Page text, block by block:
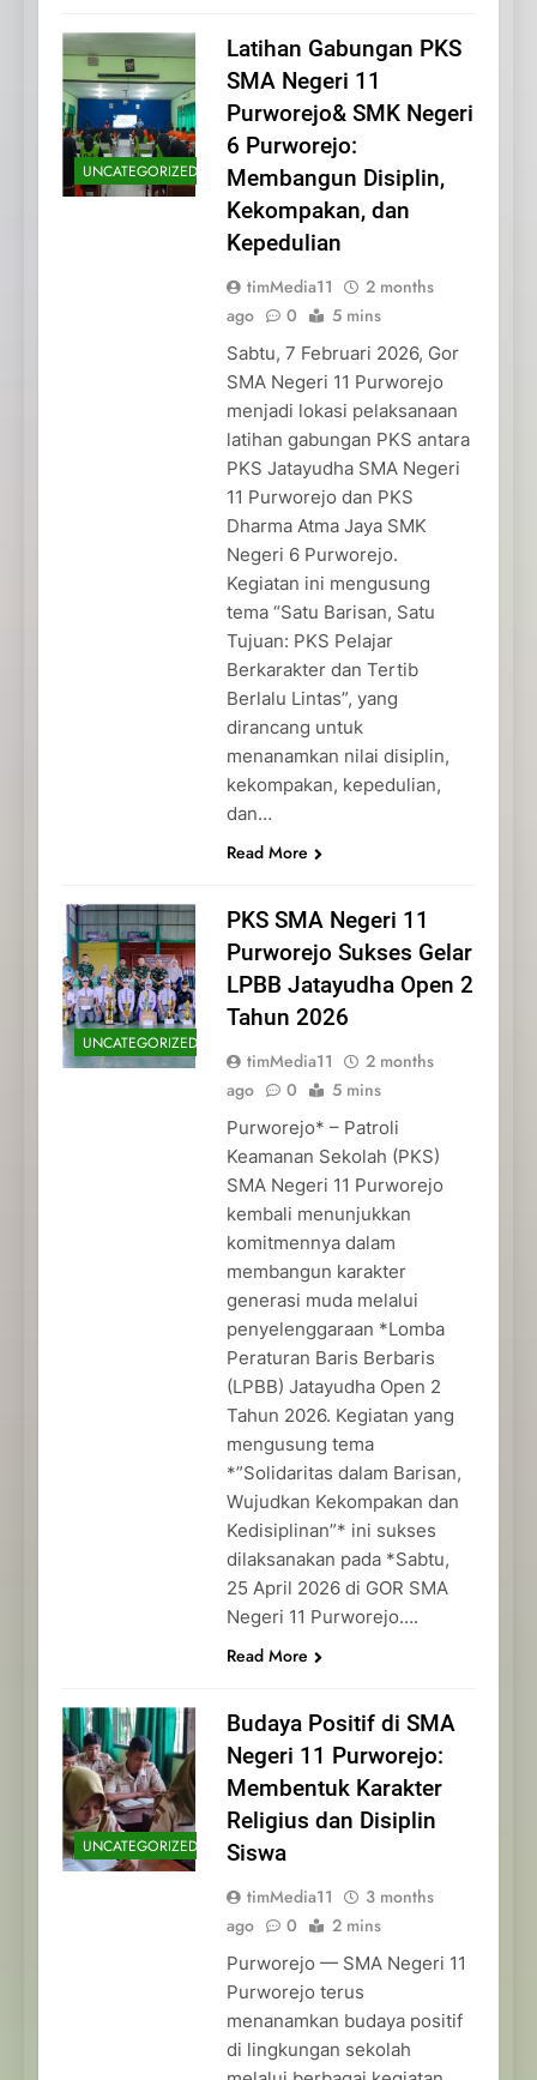
UNCATEGORIZED
Latihan Gabungan PKS
SMA Negeri 11
Purworejo& SMK Negeri
6 Purworejo:
Membangun Disiplin,
Kekompakan, dan
Kepedulian
timMedia11
2 months
ago
0 5 mins
Sabtu, 7 Februari 2026, Gor
SMA Negeri 11 Purworejo
menjadi lokasi pelaksanaan
latihan gabungan PKS antara
PKS Jatayudha SMA Negeri
11 Purworejo dan PKS
Dharma Atma Jaya SMK
Negeri 6 Purworejo.
Kegiatan ini mengusung
tema “Satu Barisan, Satu
Tujuan: PKS Pelajar
Berkarakter dan Tertib
Berlalu Lintas”, yang
dirancang untuk
menanamkan nilai disiplin,
kekompakan, kepedulian,
dan…
Read More
UNCATEGORIZED
PKS SMA Negeri 11
Purworejo Sukses Gelar
LPBB Jatayudha Open 2
Tahun 2026
timMedia11
2 months
ago
0 5 mins
Purworejo* – Patroli
Keamanan Sekolah (PKS)
SMA Negeri 11 Purworejo
kembali menunjukkan
komitmennya dalam
membangun karakter
generasi muda melalui
penyelenggaraan *Lomba
Peraturan Baris Berbaris
(LPBB) Jatayudha Open 2
Tahun 2026. Kegiatan yang
mengusung tema
*”Solidaritas dalam Barisan,
Wujudkan Kekompakan dan
Kedisiplinan”* ini sukses
dilaksanakan pada *Sabtu,
25 April 2026 di GOR SMA
Negeri 11 Purworejo….
Read More
UNCATEGORIZED
Budaya Positif di SMA
Negeri 11 Purworejo:
Membentuk Karakter
Religius dan Disiplin
Siswa
timMedia11
3 months
ago
0 2 mins
Purworejo — SMA Negeri 11
Purworejo terus
menanamkan budaya positif
di lingkungan sekolah